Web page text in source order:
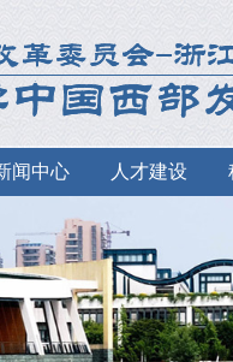
闻中心 人才建设